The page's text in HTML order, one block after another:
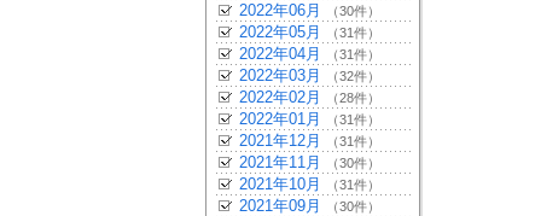
2022年06月 （30件）
2022年05月 （31件）
2022年04月 （31件）
2022年03月 （32件）
2022年02月 （28件）
2022年01月 （31件）
2021年12月 （31件）
2021年11月 （30件）
2021年10月 （31件）
2021年09月 （30件）